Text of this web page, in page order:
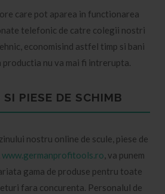
care pot aparea in functionarea
telefonic de catre colegii nostri
economisind astfel timp si bani
productia nu va mai fi intrerupta.
PIESE DE SCHIMB
nostru online de scule, piese de
www.germanprofitools.ro , va punem
gama de produse pentru toate
fara concurenta. Personalul de